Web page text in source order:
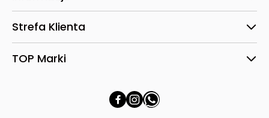
Strefa Klienta
TOP Marki